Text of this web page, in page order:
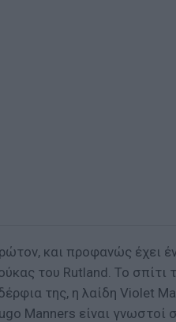
και προφανώς έχει
του Rutland. Το σπίτι
της, η λαίδη Violet
Manners είναι γνωστοί